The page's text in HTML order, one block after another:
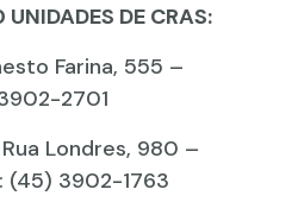
DE CRAS:
Farina, 555 –
2701
Londres, 980 –
(45) 3902-1763